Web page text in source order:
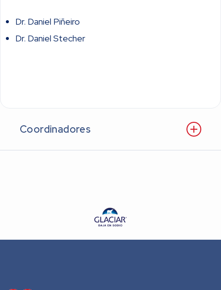
Dr. Daniel Piñeiro
Dr. Daniel Stecher
Coordinadores